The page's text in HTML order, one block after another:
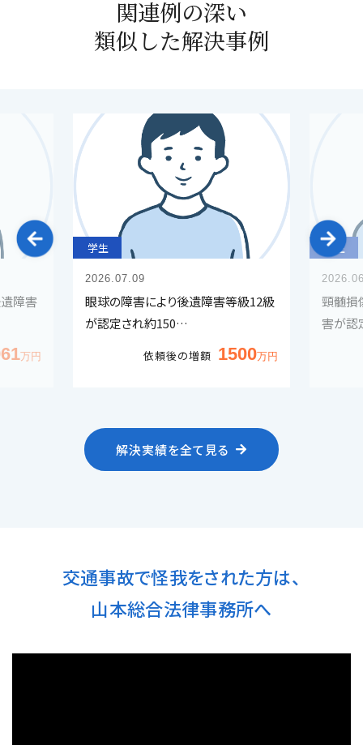
関連例の深い
類似した解決事例
障害
学生
2026.07.09
眼球の障害により後遺障害等級12級
が認定され約150…
依頼後の増額 1500
学生
頸髄損
害が認
解決実績を全て見る
交通事故で怪我をされた方は、
山本総合法律事務所へ